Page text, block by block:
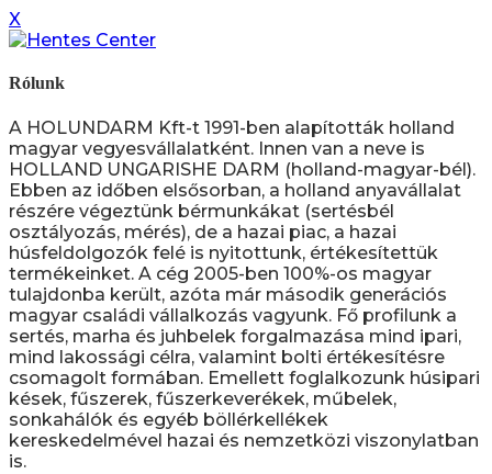
X
Rólunk
A HOLUNDARM Kft-t 1991-ben alapították holland
magyar vegyesvállalatként. Innen van a neve is
HOLLAND UNGARISHE DARM (holland-magyar-bél).
Ebben az időben elsősorban, a holland anyavállalat
részére végeztünk bérmunkákat (sertésbél
osztályozás, mérés), de a hazai piac, a hazai
húsfeldolgozók felé is nyitottunk, értékesítettük
termékeinket. A cég 2005-ben 100%-os magyar
tulajdonba került, azóta már második generációs
magyar családi vállalkozás vagyunk. Fő profilunk a
sertés, marha és juhbelek forgalmazása mind ipari,
mind lakossági célra, valamint bolti értékesítésre
csomagolt formában. Emellett foglalkozunk húsipari
kések, fűszerek, fűszerkeverékek, műbelek,
sonkahálók és egyéb böllérkellékek
kereskedelmével hazai és nemzetközi viszonylatban
is.